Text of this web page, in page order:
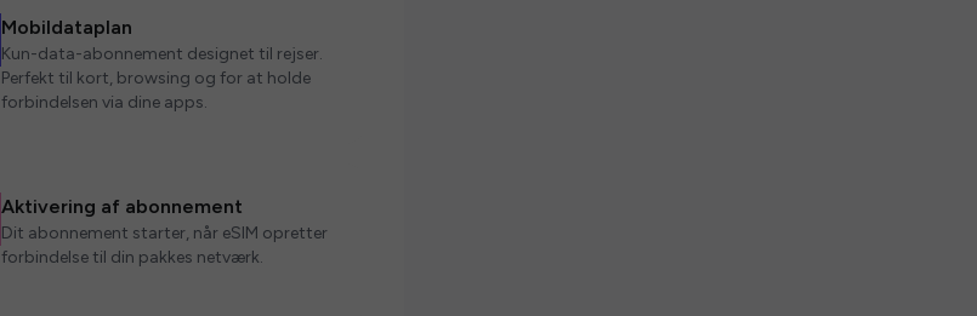
Mobildataplan
Kun-data-abonnement designet til rejser.
Perfekt til kort, browsing og for at holde
forbindelsen via dine apps.
Aktivering af abonnement
Dit abonnement starter, når eSIM opretter
forbindelse til din pakkes netværk.